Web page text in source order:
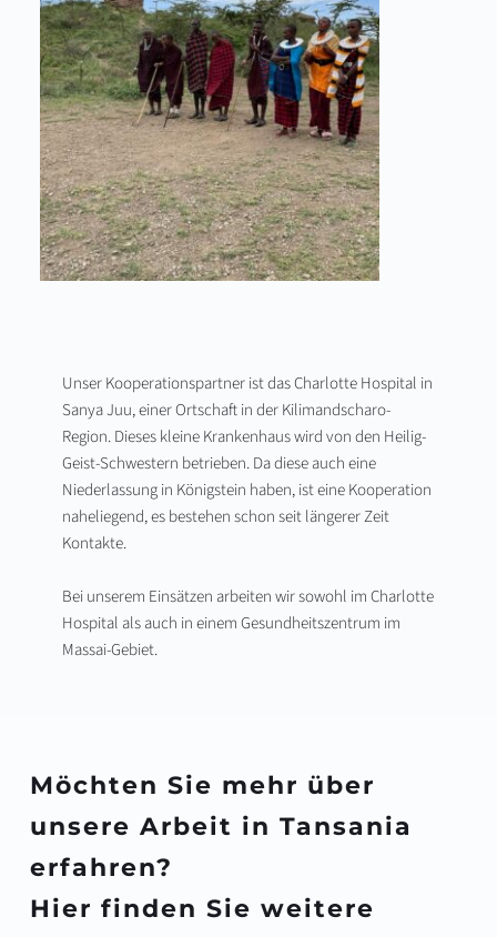
Unser Kooperationspartner ist das Charlotte Hospital in
Sanya Juu, einer Ortschaft in der Kilimandscharo-
Region. Dieses kleine Krankenhaus wird von den Heilig-
Geist-Schwestern betrieben. Da diese auch eine
Niederlassung in Königstein haben, ist eine Kooperation
naheliegend, es bestehen schon seit längerer Zeit
Kontakte.
Bei unserem Einsätzen arbeiten wir sowohl im Charlotte
Hospital als auch in einem Gesundheitszentrum im
Massai-Gebiet.
Möchten Sie mehr über
unsere Arbeit in Tansania
erfahren?
Hier finden Sie weitere